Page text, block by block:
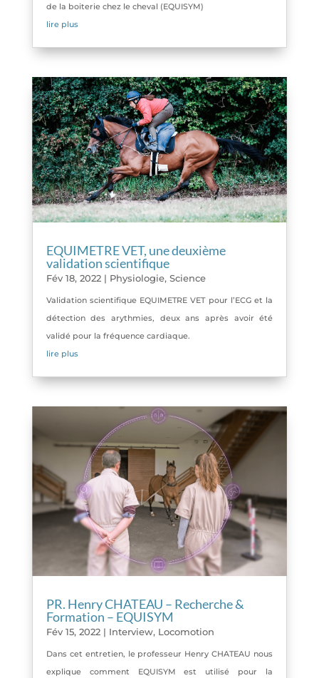
de la boiterie chez le cheval (EQUISYM)
lire plus
EQUIMETRE VET, une deuxième
validation scientifique
Fév 18, 2022| Physiologie, Science
Validation scientifique EQUIMETRE VET pour l’ECG et la
détection des arythmies, deux ans après avoir été
validé pour la fréquence cardiaque.
lire plus
PR. Henry CHATEAU – Recherche &
Formation – EQUISYM
Fév 15, 2022| Interview, Locomotion
Dans cet entretien, le professeur Henry CHATEAU nous
explique comment EQUISYM est utilisé pour la